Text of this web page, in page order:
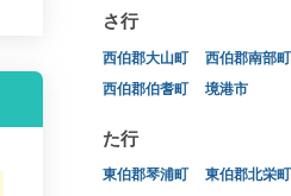
さ行
西伯郡大山町 西伯郡南部町
西伯郡伯耆町
境港市
た行
東伯郡琴浦町 東伯郡北栄町